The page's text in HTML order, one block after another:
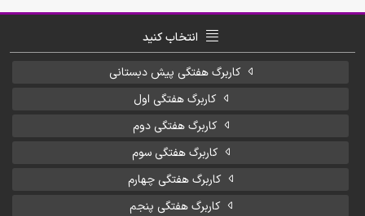
انتخاب کنید
کاربرگ هفتگی پیش دبستانی
کاربرگ هفتگی اول
کاربرگ هفتگی دوم
کاربرگ هفتگی سوم
کاربرگ هفتگی چهارم
کاربرگ هفتگی پنجم